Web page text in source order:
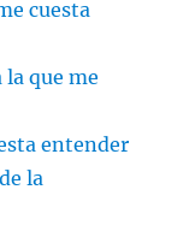
cuesta
la que me
entender
la